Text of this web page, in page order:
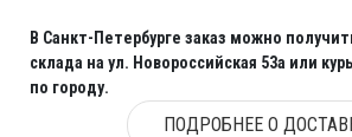
В Санкт-Петербурге заказ можно
склада на ул. Новороссийская 53а или
по городу.
ПОДРОБНЕЕ О